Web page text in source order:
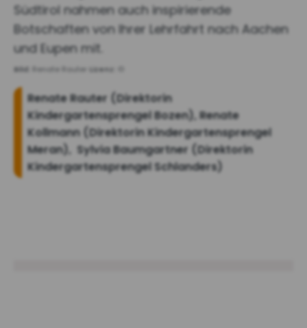
Südtirol nahmen auch inspirierende
Botschaften von Ihrer Lehrfahrt nach Aachen
und Eupen mit.
Bild: Renate Rauter Lizenz:
Renate Rauter (Direktorin
Kindergartensprengel Bozen), Renate
Kollmann (Direktorin Kindergartensprengel
Meran), Sylvia Baumgartner (Direktorin
Kindergartensprengel Schlanders)